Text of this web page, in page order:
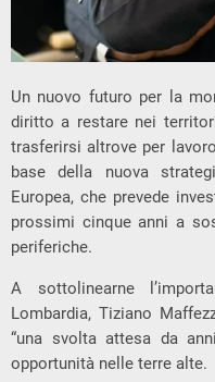
Un nuovo futuro per la
diritto a restare nei
trasferirsi altrove per
base della nuova
Europea, che prevede
prossimi cinque anni a
periferiche.
A sottolinearne
Lombardia, Tiziano
“una svolta attesa da
opportunità nelle terre alte.